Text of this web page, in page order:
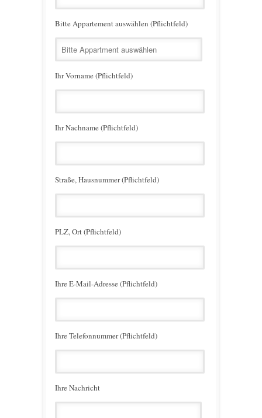
Bitte Appartement auswählen (Pflichtfeld)
Ihr Vorname (Pflichtfeld)
Ihr Nachname (Pflichtfeld)
Straße, Hausnummer (Pflichtfeld)
PLZ, Ort (Pflichtfeld)
Ihre E-Mail-Adresse (Pflichtfeld)
Ihre Telefonnummer (Pflichtfeld)
Ihre Nachricht